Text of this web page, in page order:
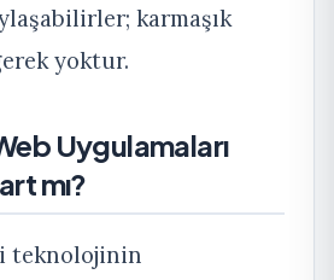
karmaşık
yoktur.
Uygulamaları
mı?
teknolojinin